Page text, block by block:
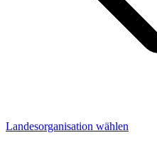
Landesorganisation wählen